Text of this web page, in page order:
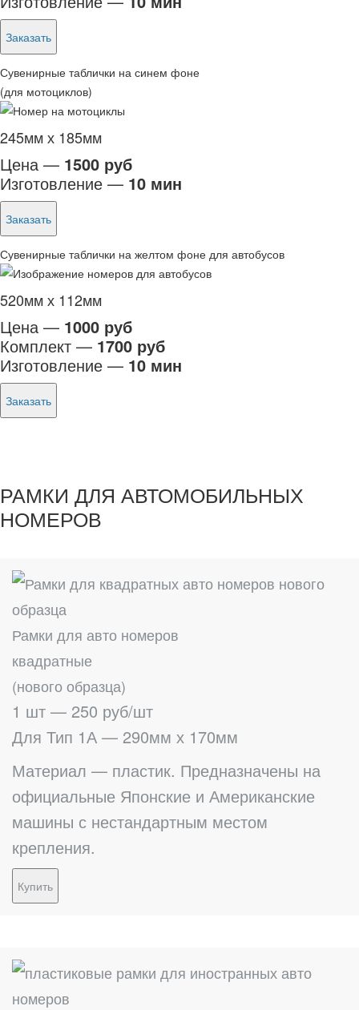
Заказать
Сувенирные таблички на синем фоне
(для мотоциклов)
245мм х 185мм
Цена — 1500 руб
Изготовление — 10 мин
Заказать
Сувенирные таблички на желтом фоне для автобусов
520мм х 112мм
Цена — 1000 руб
Комплект — 1700 руб
Изготовление — 10 мин
Заказать
РАМКИ ДЛЯ АВТОМОБИЛЬНЫХ
НОМЕРОВ
Рамки для авто номеров
квадратные
(нового образца)
1 шт — 250 руб/шт
Для Тип 1А — 290мм х 170мм
Материал — пластик. Предназначены на
официальные Японские и Американские
машины с нестандартным местом
крепления.
Купить